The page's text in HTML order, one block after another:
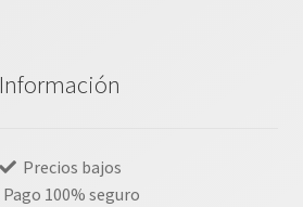
Información
Precios bajos
Pago 100% seguro